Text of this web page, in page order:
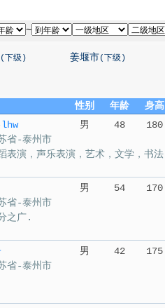
~
(下级) 姜堰市(下级)
性别 年龄 身高
男 48 180
省-泰州市
表演，声乐表演，艺术，文学，书法
男 54 170
省-泰州市
之广.
男 42 175
省-泰州市